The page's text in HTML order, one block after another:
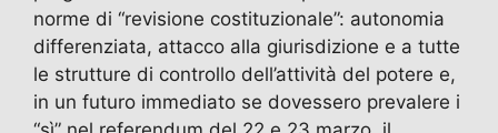
k
norme di “revisione costituzionale”: autonomia
differenziata, attacco alla giurisdizione e a tutte
le strutture di controllo dell’attività del potere e,
in un futuro immediato se dovessero prevalere i